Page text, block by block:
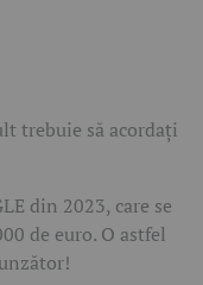
trebuie să acordați
din 2023, care se
de euro. O astfel